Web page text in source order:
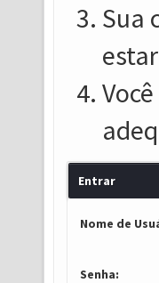
Sua
Entrar
Nome de
Senha: